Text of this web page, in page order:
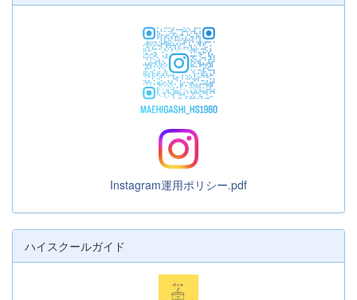
Instagram運用ポリシー.pdf
ハイスクールガイド